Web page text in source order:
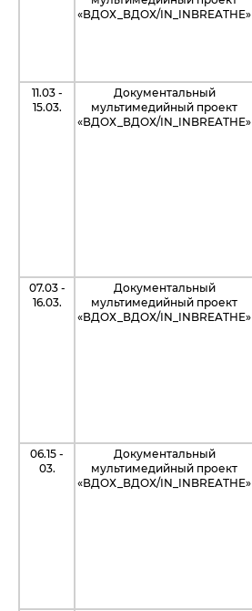
«ВДОХ_ВДОХ/IN_INBREATHE»
11.03 -
15.03.
Документальный
мультимедийный проект
«ВДОХ_ВДОХ/IN_INBREATHE»
07.03 -
16.03.
Документальный
мультимедийный проект
«ВДОХ_ВДОХ/IN_INBREATHE»
06.15 -
03.
Документальный
мультимедийный проект
«ВДОХ_ВДОХ/IN_INBREATHE»